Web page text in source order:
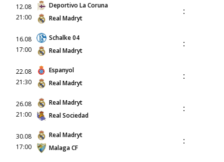
12.08
21:00
Deportivo La Coruna
Real Madryt
:
16.08
17:00
Schalke 04
Real Madryt
:
22.08
21:30
Espanyol
Real Madryt
:
26.08
21:00
Real Madryt
Real Sociedad
:
30.08
17:00
Real Madryt
Malaga CF
: